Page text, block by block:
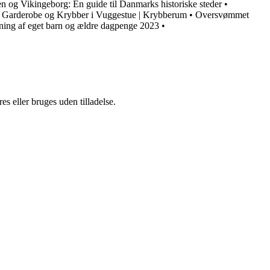
og Vikingeborg: En guide til Danmarks historiske steder•
og Krybber i Vuggestue | Krybberum • Oversvømmet
af eget barn og ældre dagpenge 2023 •
eller bruges uden tilladelse.